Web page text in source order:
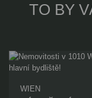
TO BY
WIEN